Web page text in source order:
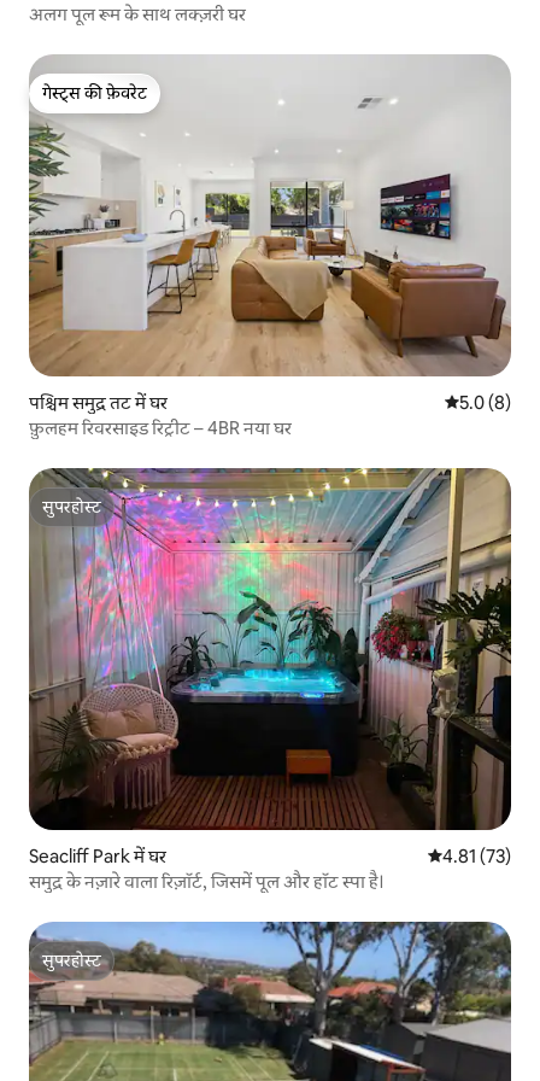
अलग पूल रूम के साथ लक्ज़री घर
गेस्ट्स की फ़ेवरेट
गेस्ट्स की फ़ेवरेट
पश्चिम समुद्र तट में घर औसत रेटिंग 5
5.0 (8)
फ़ुलहम रिवरसाइड रिट्रीट – 4BR नया घर
सुपरहोस्ट
सुपरहोस्ट
Seacliff Park में घर औसत रेटिंग 5 में
4.81 (73)
समुद्र के नज़ारे वाला रिज़ॉर्ट, जिसमें पूल और हॉट स्पा है।
सुपरहोस्ट
सुपरहोस्ट